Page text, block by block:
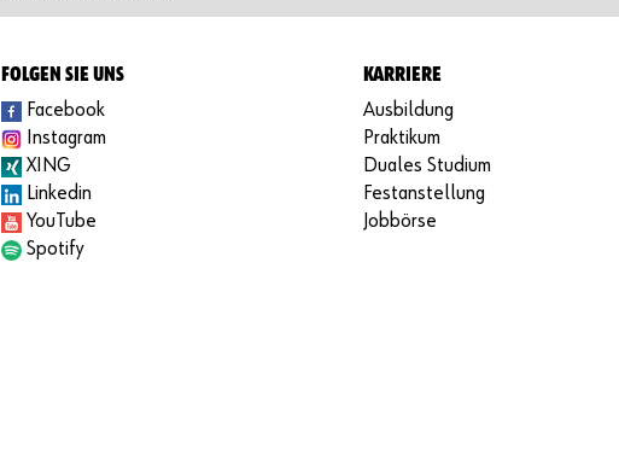
FOLGEN SIE UNS
Facebook
Instagram
XING
Linkedin
YouTube
Spotify
KARRIERE
Ausbildung
Praktikum
Duales Studium
Festanstellung
Jobbörse